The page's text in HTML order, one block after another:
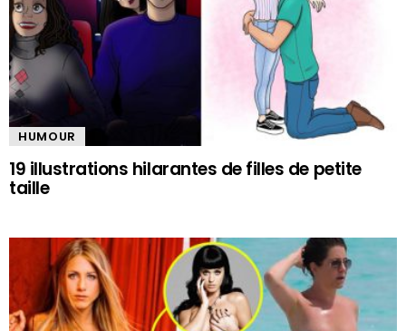
HUMOUR
19 illustrations hilarantes de filles de petite
taille